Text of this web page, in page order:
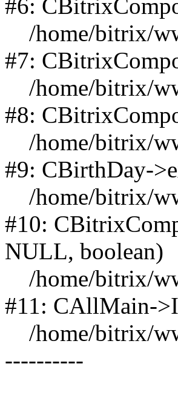
#6:
/home/bitrix/
#7:
/home/bitrix/
#8:
/home/bitrix/
#9: CBirthDay-
/home/bitrix/
#10:
NULL, boolean)
/home/bitrix/
#11: CAllMain-
/home/bitrix/
----------